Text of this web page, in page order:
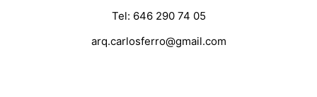
Tel: 646 290 74 05
arq.carlosferro@gmail.com